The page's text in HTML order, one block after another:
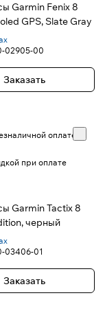
Garmin Fenix 8
GPS, Slate Gray
02905-00
Заказать
оплате
при оплате
Garmin Tactix 8
черный
03406-01
Заказать